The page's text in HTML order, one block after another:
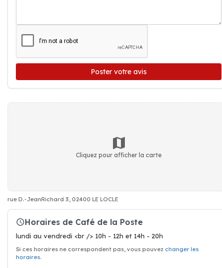
Poster votre avis
Cliquez pour afficher la carte
rue D.-JeanRichard 3, 02400 LE LOCLE
Horaires de Café de la Poste
lundi au vendredi <br /> 10h - 12h et 14h - 20h
Si ces horaires ne correspondent pas, vous pouvez changer les
horaires.